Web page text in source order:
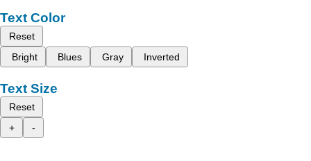
Text Color
Reset
Bright
Blues Gray Inverted
Text Size
Reset
+
-